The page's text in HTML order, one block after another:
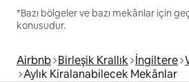
*Bazı bölgeler ve bazı mekânlar için
konusudur.
Airbnb Birleşik Krallık İngiltere
Aylık Kiralanabilecek Mekânlar